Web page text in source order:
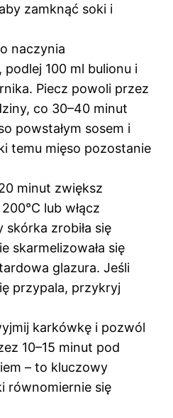
zamknąć soki i
naczynia
100 ml bulionu i
Piecz powoli przez
co 30–40 minut
powstałym sosem i
temu mięso pozostanie
minut zwiększ
lub włącz
zrobiła się
skarmelizowała się
glazura. Jeśli
przypala, przykryj
karkówkę i pozwól
10–15 minut pod
– to kluczowy
równomiernie się